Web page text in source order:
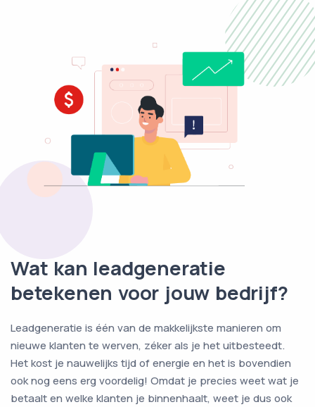
Wat kan leadgeneratie
betekenen voor jouw bedrijf?
Leadgeneratie is één van de makkelijkste manieren om
nieuwe klanten te werven, zéker als je het uitbesteedt.
Het kost je nauwelijks tijd of energie en het is bovendien
ook nog eens erg voordelig! Omdat je precies weet wat je
betaalt en welke klanten je binnenhaalt, weet je dus ook